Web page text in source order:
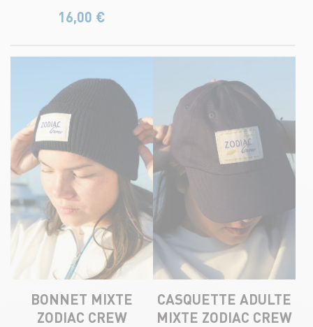
16,00 €
BONNET MIXTE
ZODIAC CREW​
CASQUETTE ADULTE
MIXTE ZODIAC CREW